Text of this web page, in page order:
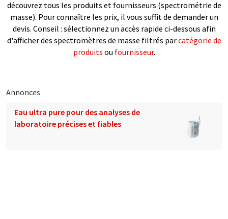
découvrez tous les produits et fournisseurs (spectrométrie de
masse). Pour connaître les prix, il vous suffit de demander un
devis. Conseil : sélectionnez un accès rapide ci-dessous afin
d'afficher des spectromètres de masse filtrés parcatégorie de
produits ou fournisseur.
Annonces
Eau ultra pure pour des analyses de
laboratoire précises et fiables